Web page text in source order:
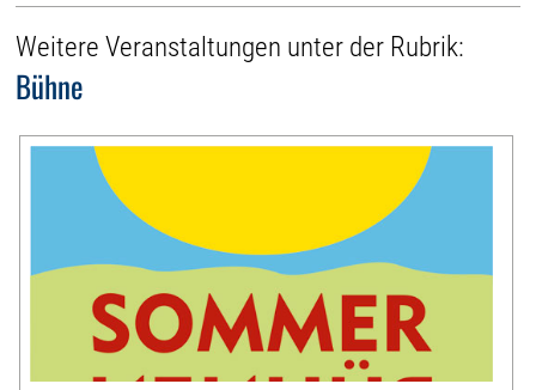
Weitere Veranstaltungen unter der Rubrik:
Bühne